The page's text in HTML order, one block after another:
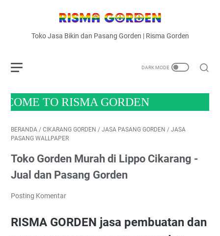
Toko Jasa Bikin dan Pasang Gorden | Risma Gorden
TO RISMA GORDEN
BERANDA / CIKARANG GORDEN / JASA PASANG GORDEN / JASA
PASANG WALLPAPER
Toko Gorden Murah di Lippo Cikarang -
Jual dan Pasang Gorden
Posting Komentar
RISMA GORDEN jasa pembuatan dan